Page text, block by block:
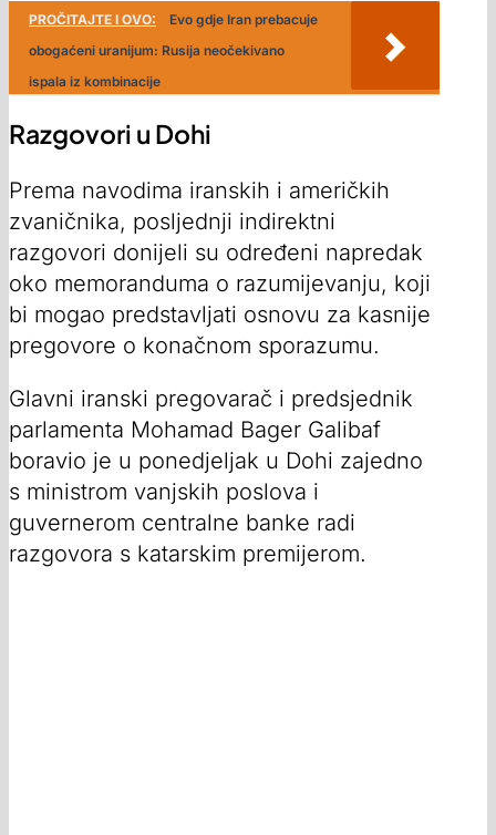
PROČITAJTE I OVO:
Evo gdje Iran prebacuje
obogaćeni uranijum: Rusija neočekivano
ispala iz kombinacije
Razgovori u Dohi
Prema navodima iranskih i američkih
zvaničnika, posljednji indirektni
razgovori donijeli su određeni napredak
oko memoranduma o razumijevanju, koji
bi mogao predstavljati osnovu za kasnije
pregovore o konačnom sporazumu.
Glavni iranski pregovarač i predsjednik
parlamenta Mohamad Bager Galibaf
boravio je u ponedjeljak u Dohi zajedno
s ministrom vanjskih poslova i
guvernerom centralne banke radi
razgovora s katarskim premijerom.